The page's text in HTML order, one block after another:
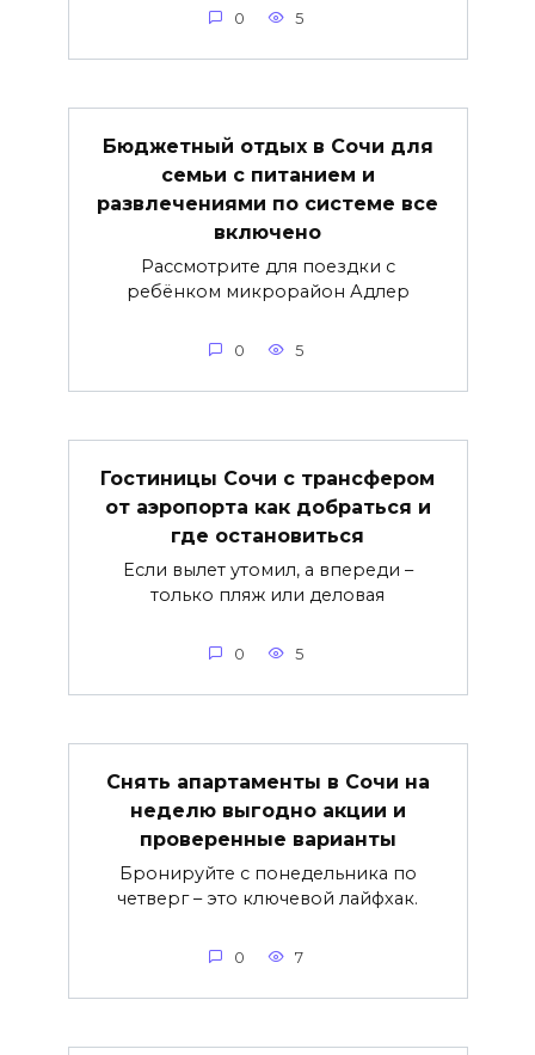
0 5
Бюджетный отдых в Сочи для
семьи с питанием и
развлечениями по системе все
включено
Рассмотрите для поездки с
ребёнком микрорайон Адлер
0 5
Гостиницы Сочи с трансфером
от аэропорта как добраться и
где остановиться
Если вылет утомил, а впереди –
только пляж или деловая
0 5
Снять апартаменты в Сочи на
неделю выгодно акции и
проверенные варианты
Бронируйте с понедельника по
четверг – это ключевой лайфхак.
0 7